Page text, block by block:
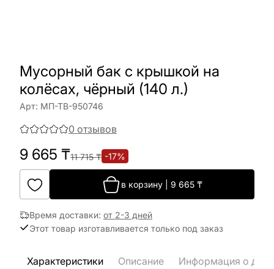
Мусорный бак с крышкой на
колёсах, чёрный (140 л.)
Арт: МП-ТВ-950746
0 отзывов
9 665 ₸11 715₸ -17%
в корзину 9 665 ₸
Время доставки: от 2-3 дней
Этот товар изготавливается только под заказ
Характеристики Описание Информация о